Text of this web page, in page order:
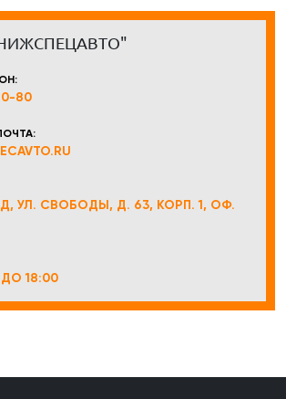
80
УЛ. СВОБОДЫ, Д. 63, КОРП. 1, ОФ.
18:00